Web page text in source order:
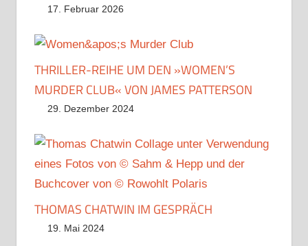
17. Februar 2026
THRILLER-REIHE UM DEN »WOMEN’S
MURDER CLUB« VON JAMES PATTERSON
29. Dezember 2024
THOMAS CHATWIN IM GESPRÄCH
19. Mai 2024